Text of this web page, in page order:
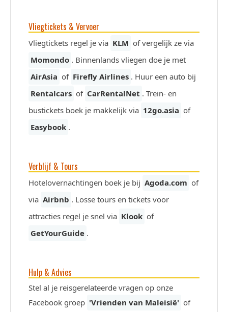
Vliegtickets & Vervoer
Vliegtickets regel je via KLM of vergelijk ze via
Momondo . Binnenlands vliegen doe je met
AirAsia of Firefly Airlines . Huur een auto bij
Rentalcars of CarRentalNet . Trein- en
bustickets boek je makkelijk via 12go.asia of
Easybook .
Verblijf & Tours
Hotelovernachtingen boek je bij Agoda.com of
via Airbnb . Losse tours en tickets voor
attracties regel je snel via Klook of
GetYourGuide .
Hulp & Advies
Stel al je reisgerelateerde vragen op onze
Facebook groep 'Vrienden van Maleisië' of